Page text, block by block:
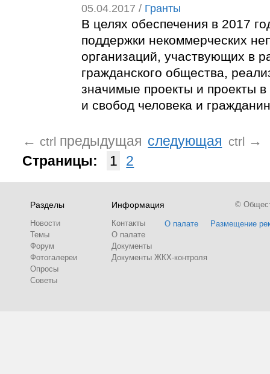
05.04.2017 / Гранты
В целях обеспечения в 2017
поддержки некоммерческих
организаций, участвующих в
гражданского общества,
значимые проекты и проекты
и свобод человека и
← ctrl предыдущая следующая ctrl
→
Страницы:
1 2
Разделы
Новости
Темы
Форум
Фотогалереи
Опросы
Советы
Информация
Контакты
О палате
Документы
Документы ЖКХ-контроля
О палате Размещение
©